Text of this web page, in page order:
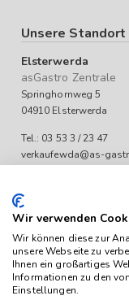
Unsere Standort
Elsterwerda
asGastro Zentrale
Springhornweg 5
04910 Elsterwerda
Tel.: 03 53 3 / 23 47
verkaufewda@as-
Mo-Fr 09:00 bis 17:00
Wir verwenden
Wir können diese zur
unsere Webseite zu
Ihnen ein großartiges
Informationen zu den
Einstellungen.